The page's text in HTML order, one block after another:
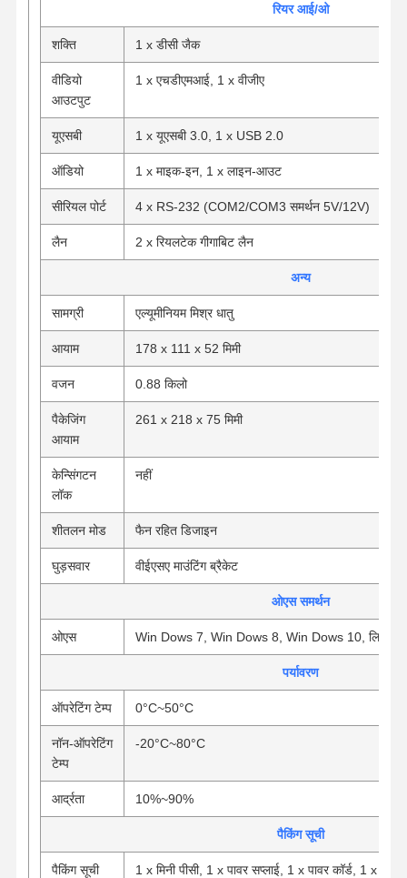
रियर आई/ओ
शक्ति 1 x डीसी जैक
वीडियो
आउटपुट
1 x एचडीएमआई, 1 x वीजीए
यूएसबी 1 x यूएसबी 3.0, 1 x USB 2.0
ऑडियो 1 x माइक-इन, 1 x लाइन-आउट
सीरियल पोर्ट 4 x RS-232 (COM2/COM3 समर्थन 5V/12V)
लैन 2 x रियलटेक गीगाबिट लैन
अन्य
सामग्री एल्यूमीनियम मिश्र धातु
आयाम 178 x 111 x 52 मिमी
वजन 0.88 किलो
पैकेजिंग
आयाम
261 x 218 x 75 मिमी
केन्सिंगटन
लॉक
नहीं
शीतलन मोड फैन रहित डिजाइन
घुड़सवार वीईएसए माउंटिंग ब्रैकेट
ओएस समर्थन
ओएस Win Dows 7, Win Dows 8, Win Dows 10, लिनक्स
पर्यावरण
ऑपरेटिंग टेम्प 0°C~50°C
नॉन-ऑपरेटिंग
टेम्प
-20°C~80°C
आर्द्रता 10%~90%
पैकिंग सूची
पैकिंग सूची 1 x मिनी पीसी, 1 x पावर सप्लाई, 1 x पावर कॉर्ड, 1 x